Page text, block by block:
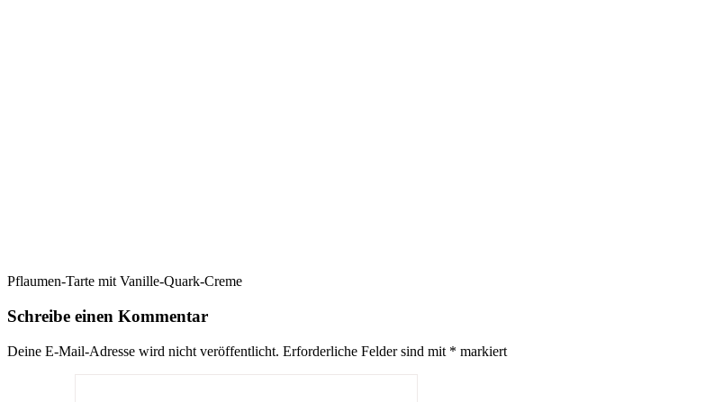
Pflaumen-Tarte mit Vanille-Quark-Creme
Schreibe einen Kommentar
Deine E-Mail-Adresse wird nicht veröffentlicht. Erforderliche Felder sind mit * markiert